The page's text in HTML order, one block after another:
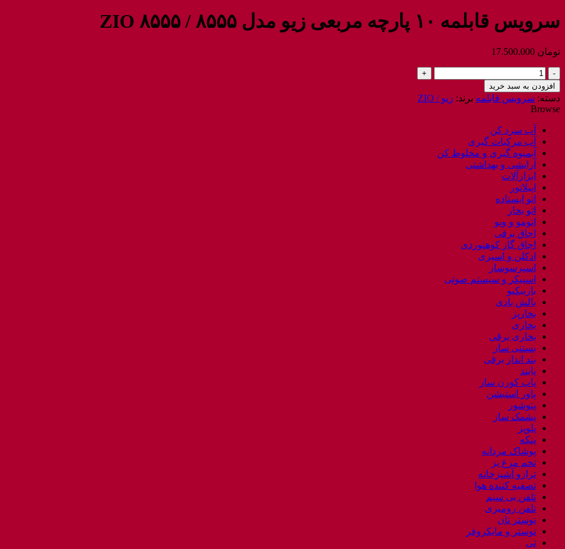
سرویس قابلمه ۱۰ پارچه مربعی زیو مدل ۸۵۵۵ / ZIO ۸۵۵۵
تومان
سرویس
قابلمه
10
پارچه
زیو
مدل
8555
/
ZIO
8555
عدد
افزودن به سبد خرید
دسته: سرویس قابلمه برند: زیو / ZIO
Browse
آب سرد کن
آب مرکبات گیری
آبمیوه گیری و مخلوط کن
آرایشی و بهداشتی
ابزارآلات
اپیلاتور
اتو ایستاده
اتو بخار
اتومو و ویو
اجاق برقی
اجاق گاز کوهنوردی
ادکلن و اسپری
اسپرسوساز
اسپیکر و سیستم صوتی
باربیکیو
بالش بادی
بخارپز
بخاری
بخاری برقی
بستنی ساز
بند انداز برقی
پابند
پاپ کورن ساز
پاور استیشن
پتوشور
پشمک ساز
پلوپز
پنکه
پوشاک مردانه
تخم مرغ پز
ترازو آشپزخانه
تصفیه کننده هوا
تلفن بی سیم
تلفن رومیزی
توستر نان
توستر و مایکروفر
تی